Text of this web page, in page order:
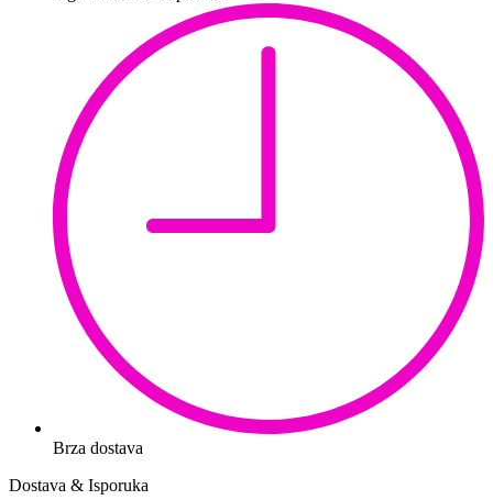
Brza dostava
Dostava & Isporuka